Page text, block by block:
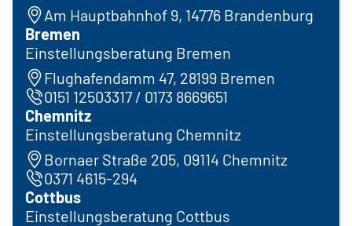
Am Hauptbahnhof 9, 14776 Brandenburg
Bremen
Einstellungsberatung Bremen
Flughafendamm 47, 28199 Bremen
0151 12503317 / 0173 8669651
Chemnitz
Einstellungsberatung Chemnitz
Bornaer Straße 205, 09114 Chemnitz
0371 4615-294
Cottbus
Einstellungsberatung Cottbus